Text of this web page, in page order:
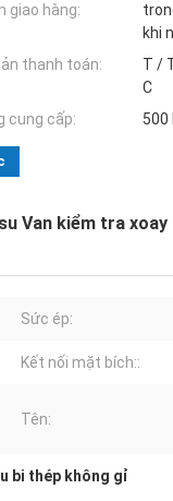
giao hàng:
khi
thanh toán:
T /
C
cung cấp:
500
Van kiểm tra xoay
Sức ép:
Kết nối mặt bích::
Tên:
bi thép không gỉ